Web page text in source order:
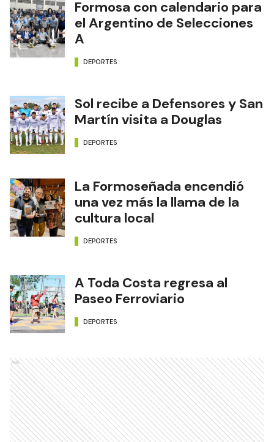
Formosa con calendario para
el Argentino de Selecciones
A
DEPORTES
Sol recibe a Defensores y San
Martín visita a Douglas
DEPORTES
La Formoseñada encendió
una vez más la llama de la
cultura local
DEPORTES
A Toda Costa regresa al
Paseo Ferroviario
DEPORTES
Ads